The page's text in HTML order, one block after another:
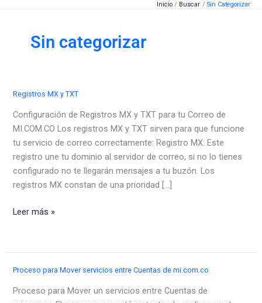
contenido
Inicio Buscar Sin Categorizar
Sin categorizar
Registros MX y TXT
Configuración de Registros MX y TXT para tu Correo de
MI.COM.CO Los registros MX y TXT sirven para que funcione
tu servicio de correo correctamente: Registro MX: Este
registro une tu dominio al servidor de correo, si no lo tienes
configurado no te llegarán mensajes a tu buzón. Los
registros MX constan de una prioridad […]
Registros
TXT
Leer más »
Proceso para Mover servicios entre Cuentas de mi.com.co
Proceso para Mover un servicios entre Cuentas de